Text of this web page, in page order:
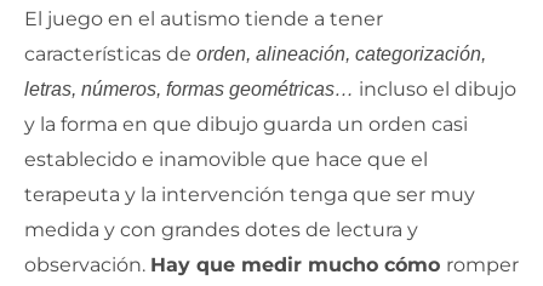
El juego en el autismo tiende a tener
características de orden, alineación, categorización,
letras, números, formas geométricas… incluso el dibujo
y la forma en que dibujo guarda un orden casi
establecido e inamovible que hace que el
terapeuta y la intervención tenga que ser muy
medida y con grandes dotes de lectura y
observación. Hay que medir mucho cómo romper